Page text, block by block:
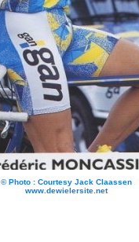
© Photo : Courtesy Jack Claassen
www.dewielersite.net